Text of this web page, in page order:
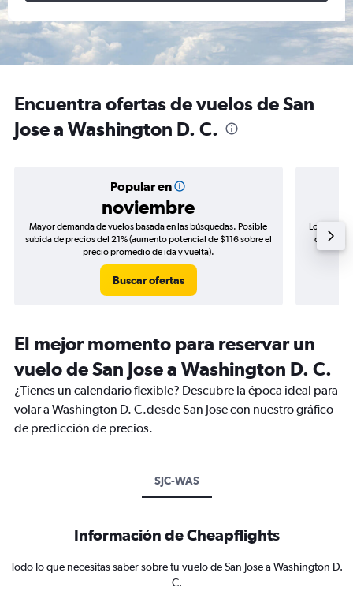
Encuentra ofertas de vuelos de San
Jose a Washington D. C.
Popular en
noviembre
Mayor demanda de vuelos basada en las búsquedas. Posible
subida de precios del 21% (aumento potencial de $116 sobre el
precio promedio de ida y vuelta).
Buscar ofertas
Los
de
El mejor momento para reservar un
vuelo de San Jose a Washington D. C.
¿Tienes un calendario flexible? Descubre la época ideal para
volar a Washington D. C.desde San Jose con nuestro gráfico
de predicción de precios.
SJC-WAS
Información de Cheapflights
Todo lo que necesitas saber sobre tu vuelo de San Jose a Washington D.
C.